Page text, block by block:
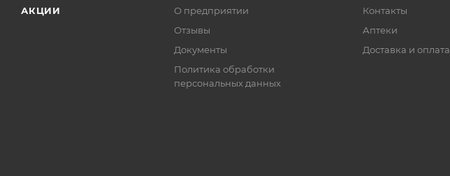
АКЦИИ
О предприятии
Отзывы
Документы
Политика обработки
персональных данных
Контакты
Аптеки
Доставка и оплата